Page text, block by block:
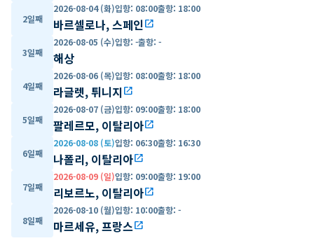
2일째
2026-08-04 (화)입항: 08:00출항: 18:00
바르셀로나, 스페인open_in_new
3일째
2026-08-05 (수)입항: -출항: -
해상
4일째
2026-08-06 (목)입항: 08:00출항: 18:00
라글렛, 튀니지 open_in_new
5일째
2026-08-07 (금)입항: 09:00출항: 18:00
팔레르모, 이탈리아open_in_new
6일째
2026-08-08 (토)입항: 06:30출항: 16:30
나폴리, 이탈리아open_in_new
7일째
2026-08-09 (일)입항: 09:00출항: 19:00
리보르노, 이탈리아open_in_new
8일째
2026-08-10 (월)입항: 10:00출항: -
마르세유, 프랑스open_in_new